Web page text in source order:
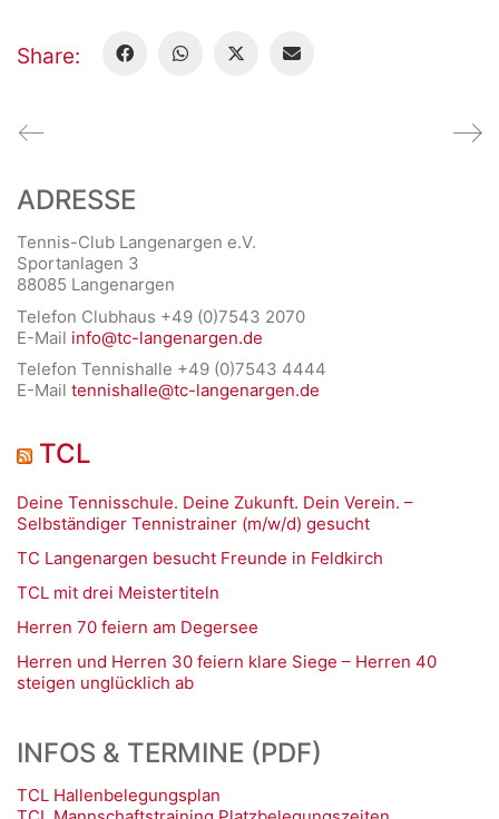
Share:
ADRESSE
Tennis-Club Langenargen e.V.
Sportanlagen 3
88085 Langenargen
Telefon Clubhaus +49 (0)7543 2070
E-Mail info@tc-langenargen.de
Telefon Tennishalle +49 (0)7543 4444
E-Mail tennishalle@tc-langenargen.de
TCL
Deine Tennisschule. Deine Zukunft. Dein Verein. –
Selbständiger Tennistrainer (m/w/d) gesucht
TC Langenargen besucht Freunde in Feldkirch
TCL mit drei Meistertiteln
Herren 70 feiern am Degersee
Herren und Herren 30 feiern klare Siege – Herren 40
steigen unglücklich ab
INFOS & TERMINE (PDF)
TCL Hallenbelegungsplan